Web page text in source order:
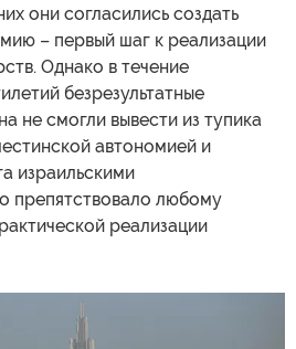
они согласились создать
– первый шаг к реализации
Однако в течение
безрезультатные
не смогли вывести из тупика
автономией и
израильскими
препятствовало любому
реализации